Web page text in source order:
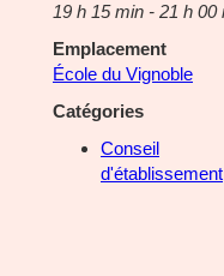
19 h 15 min - 21 h 00
Emplacement
École du Vignoble
Catégories
Conseil
d'établissement